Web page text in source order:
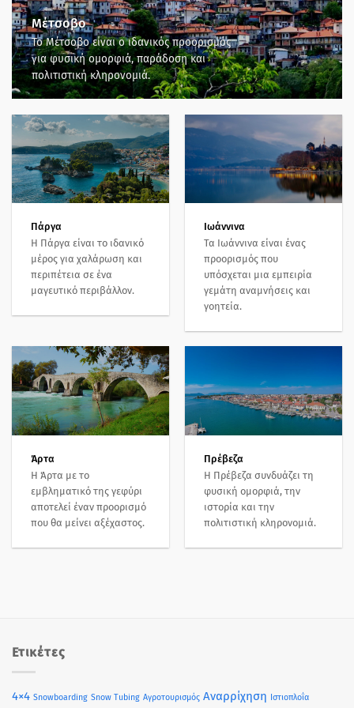
Μέτσοβο
Το Μέτσοβο είναι ο ιδανικός προορισμός
για φυσική ομορφιά, παράδοση και
πολιτιστική κληρονομιά.
Πάργα
Η Πάργα είναι το ιδανικό
μέρος για χαλάρωση και
περιπέτεια σε ένα
μαγευτικό περιβάλλον.
Ιωάννινα
Τα Ιωάννινα είναι ένας
προορισμός που
υπόσχεται μια εμπειρία
γεμάτη αναμνήσεις και
γοητεία.
Άρτα
Η Άρτα με το
εμβληματικό της γεφύρι
αποτελεί έναν προορισμό
που θα μείνει αξέχαστος.
Πρέβεζα
Η Πρέβεζα συνδυάζει τη
φυσική ομορφιά, την
ιστορία και την
πολιτιστική κληρονομιά.
Ετικέτες
4×4 Snowboarding Snow Tubing Αγροτουρισμός Αναρρίχηση Ιστιοπλοΐα